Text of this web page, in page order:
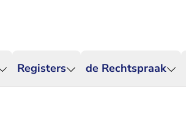
Registers de Rechtspraak